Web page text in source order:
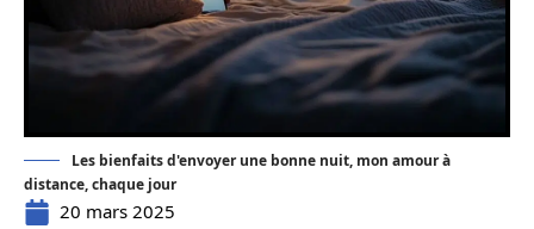
Les bienfaits d'envoyer une bonne nuit, mon amour à
distance, chaque jour
20 mars 2025